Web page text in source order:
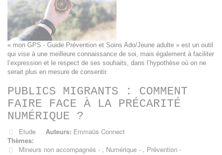
« mon GPS - Guide Prévention et Soins Ado/Jeune adulte » est un outil
qui vise à une meilleure connaissance de soi, mais également à faciliter
l’expression et le respect de ses souhaits, dans l’hypothèse où on ne
serait plus en mesure de consentir.
PUBLICS MIGRANTS : COMMENT
FAIRE FACE À LA PRÉCARITÉ
NUMÉRIQUE ?
Etude Auteurs: Emmaüs Connect
Thèmes:
Mineurs non accompagnés
, Numérique , Prévention